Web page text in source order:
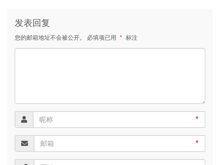
发表回复
您的邮箱地址不会被公开。 必填项已用 * 标注
*
*